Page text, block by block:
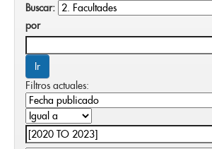
Buscar:
por
Filtros actuales: